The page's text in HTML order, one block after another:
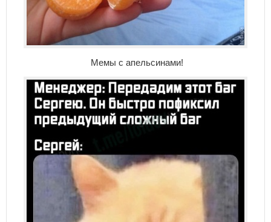
Мемы с апельсинами!